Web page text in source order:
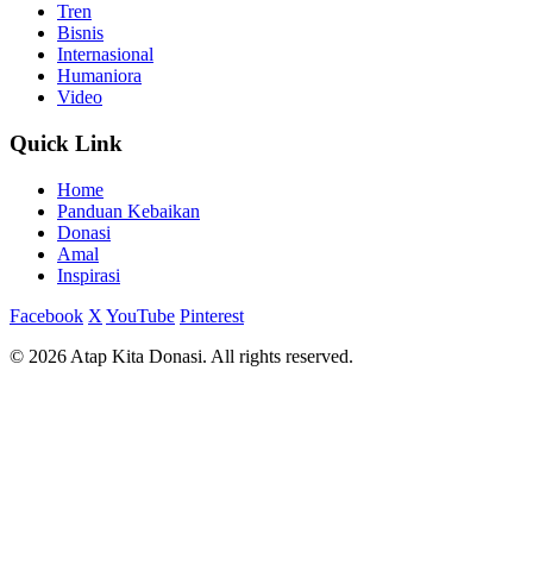
Tren
Bisnis
Internasional
Humaniora
Video
Quick Link
Home
Panduan Kebaikan
Donasi
Amal
Inspirasi
Facebook X YouTube Pinterest
© 2026 Atap Kita Donasi. All rights reserved.